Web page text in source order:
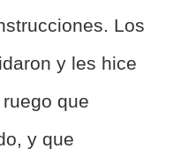
Los
y les hice
que
y que